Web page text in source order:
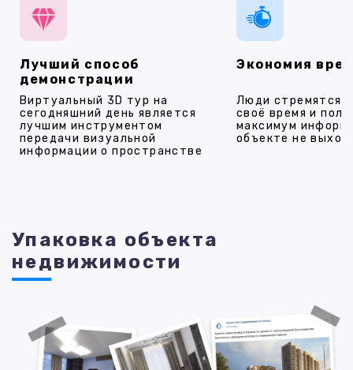
Лучший способ
демонстрации
Виртуальный 3D тур на
сегодняшний день является
лучшим инструментом
передачи визуальной
информации о пространстве
Экономия
Люди стремятся
своё время и
максимум
объекте не
Упаковка объекта
недвижимости